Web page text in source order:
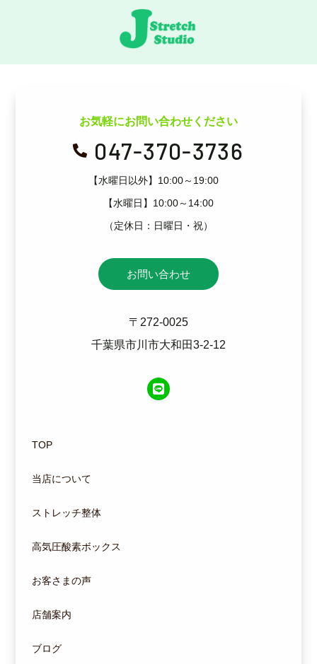
お気軽にお問い合わせください
 047-370-3736
【水曜日以外】10:00～19:00
【水曜日】10:00～14:00
（定休日：日曜日・祝）
お問い合わせ
〒272-0025
千葉県市川市大和田3-2-12
TOP
当店について
ストレッチ整体
高気圧酸素ボックス
お客さまの声
店舗案内
ブログ